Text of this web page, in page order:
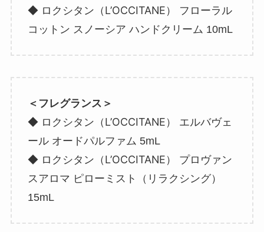
◆ ロクシタン（L’OCCITANE）
フローラル
コットン スノーシア ハンドクリーム 10mL
＜フレグランス＞
◆ ロクシタン（L’OCCITANE）
エルバヴェ
ール オードパルファム 5mL
◆ ロクシタン（L’OCCITANE）
プロヴァン
スアロマ ピローミスト（リラクシング）
15mL